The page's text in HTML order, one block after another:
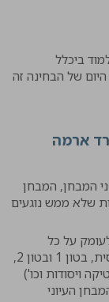
ביכלל
של הבחינה זה
ארמה
3 חודשים לפני המבחן, המבחן
שלא ממש נוגעים
על כל
מקצועות הליבה של המקצוע (מכניקה הנדסית, בטון 1 ובטון 2,
ויסודות וכו')
העיוני